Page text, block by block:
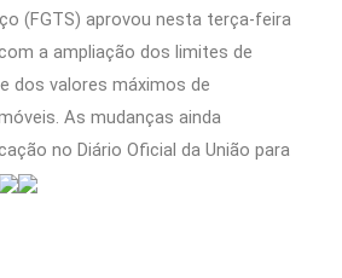
(FGTS) aprovou nesta terça-feira
a ampliação dos limites de
dos valores máximos de
As mudanças ainda
no Diário Oficial da União para